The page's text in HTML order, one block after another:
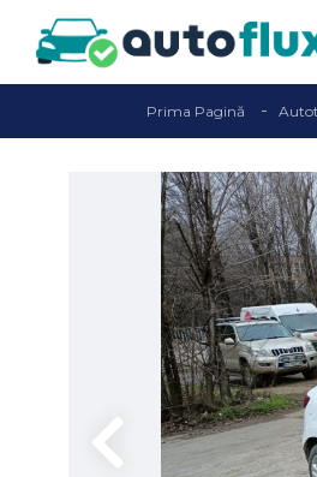
Prima Pagină